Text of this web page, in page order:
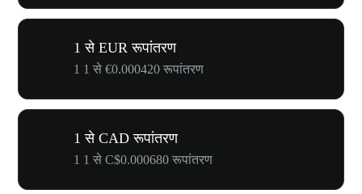
1 से EUR रूपांतरण
1 1 से €0.000420 रूपांतरण
1 से CAD रूपांतरण
1 1 से C$0.000680 रूपांतरण